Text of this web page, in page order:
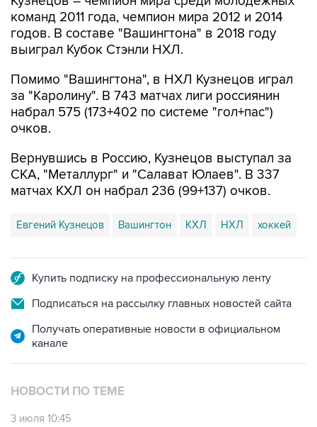
команд 2011 года, чемпион мира 2012 и 2014
годов. В составе "Вашингтона" в 2018 году
выиграл Кубок Стэнли НХЛ.
Помимо "Вашингтона", в НХЛ Кузнецов играл
за "Каролину". В 743 матчах лиги россиянин
набрал 575 (173+402 по системе "гол+пас")
очков.
Вернувшись в Россию, Кузнецов выступал за
СКА, "Металлург" и "Салават Юлаев". В 337
матчах КХЛ он набрал 236 (99+137) очков.
Евгений Кузнецов Вашингтон КХЛ НХЛ хоккей
Купить подписку на профессиональную ленту
Подписаться на рассылку главных новостей сайта
Получать оперативные новости в официальном
канале
НОВОСТИ ПО ТЕМЕ
3 июля 10:45